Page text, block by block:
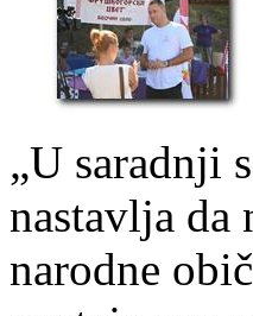
„U saradnji
nastavlja da
narodne